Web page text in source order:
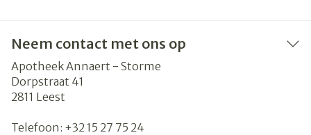
Neem contact met ons op
Apotheek Annaert - Storme
Dorpstraat 41
2811 Leest
Telefoon: +32 15 27 75 24